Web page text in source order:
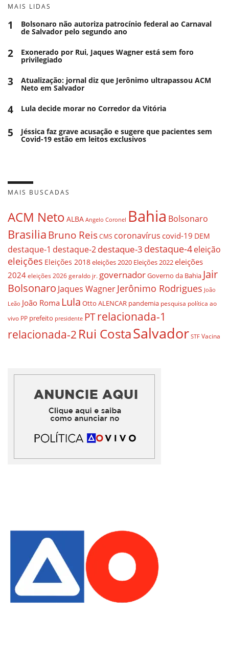
MAIS LIDAS
1 Bolsonaro não autoriza patrocínio federal ao Carnaval
de Salvador pelo segundo ano
2 Exonerado por Rui, Jaques Wagner está sem foro
privilegiado
3 Atualização: jornal diz que Jerônimo ultrapassou ACM
Neto em Salvador
4 Lula decide morar no Corredor da Vitória
5 Jéssica faz grave acusação e sugere que pacientes sem
Covid-19 estão em leitos exclusivos
MAIS BUSCADAS
ACM Neto ALBA Angelo Coronel Bahia Bolsonaro
BrasiliaBruno ReisCMS coronavírus covid-19 DEM
destaque-1 destaque-2destaque-3 destaque-4eleição
eleições Eleições 2018eleições 2020 Eleições 2022eleições
2024 eleições 2026 geraldo jr. governadorGoverno da Bahia Jair
Bolsonaro Jaques WagnerJerônimo Rodrigues João
Leão João Roma Lula Otto ALENCAR pandemia pesquisa política ao
vivo PP prefeito presidente PTrelacionada-1
relacionada-2 Rui CostaSalvador STF Vacina